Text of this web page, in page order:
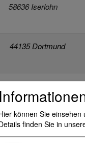
58636 Iserlohn
44135 Dortmund
59759
können Sie
finden Sie in